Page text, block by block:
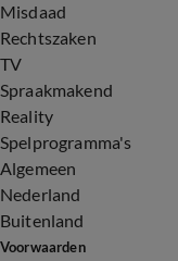
Misdaad
Rechtszaken
TV
Spraakmakend
Reality
Spelprogramma's
Algemeen
Nederland
Buitenland
Voorwaarden